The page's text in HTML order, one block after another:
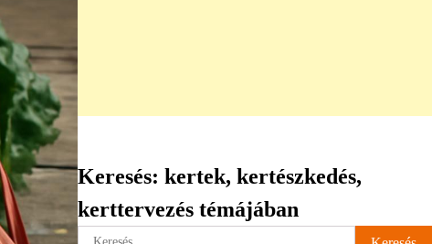
Keresés: kertek, kertészkedés,
kerttervezés témájában
Keresés: